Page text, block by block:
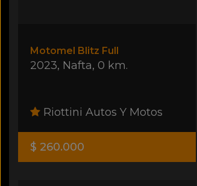
Motomel Blitz Full
2023, Nafta, 0 km.
Riottini Autos Y Motos
$ 260.000